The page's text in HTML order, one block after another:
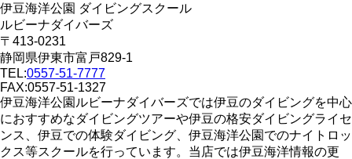
伊豆海洋公園 ダイビングスクール
ルビーナダイバーズ
〒413-0231
静岡県伊東市富戸829-1
TEL:0557-51-7777
FAX:0557-51-1327
伊豆海洋公園ルビーナダイバーズでは伊豆のダイビングを中心
におすすめなダイビングツアーや伊豆の格安ダイビングライセ
ンス、伊豆での体験ダイビング、伊豆海洋公園でのナイトロッ
クス等スクールを行っています。当店では伊豆海洋情報の更